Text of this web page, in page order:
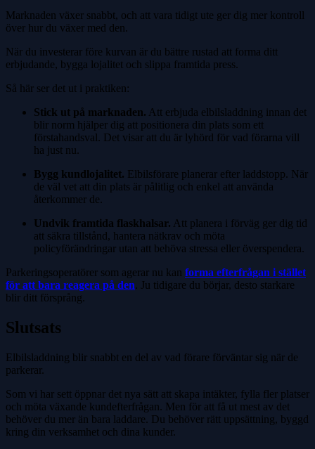
Marknaden växer snabbt, och att vara tidigt ute ger dig mer kontroll
över hur du växer med den.
När du investerar före kurvan är du bättre rustad att forma ditt
erbjudande, bygga lojalitet och slippa framtida press.
Så här ser det ut i praktiken:
Stick ut på marknaden. Att erbjuda elbilsladdning innan det
blir norm hjälper dig att positionera din plats som ett
förstahandsval. Det visar att du är lyhörd för vad förarna vill
ha just nu.
Bygg kundlojalitet. Elbilsförare planerar efter laddstopp. När
de väl vet att din plats är pålitlig och enkel att använda
återkommer de.
Undvik framtida flaskhalsar. Att planera i förväg ger dig tid
att säkra tillstånd, hantera nätkrav och möta
policyförändringar utan att behöva stressa eller överspendera.
Parkeringsoperatörer som agerar nu kan forma efterfrågan i stället
för att bara reagera på den. Ju tidigare du börjar, desto starkare
blir ditt försprång.
Slutsats
Elbilsladdning blir snabbt en del av vad förare förväntar sig när de
parkerar.
Som vi har sett öppnar det nya sätt att skapa intäkter, fylla fler platser
och möta växande kundefterfrågan. Men för att få ut mest av det
behöver du mer än bara laddare. Du behöver rätt uppsättning, byggd
kring din verksamhet och dina kunder.